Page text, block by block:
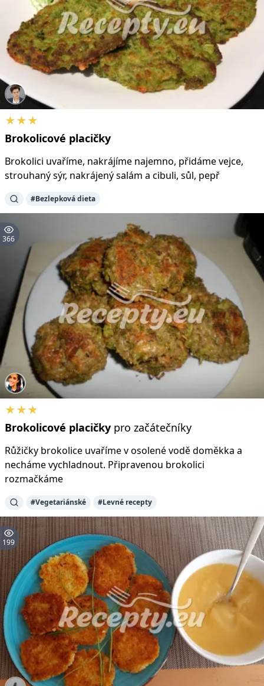
★★★
Brokolicové placičky
Brokolici uvaříme, nakrájíme najemno, přidáme vejce,
strouhaný sýr, nakrájený salám a cibuli, sůl, pepř
#Bezlepková dieta
366
★★★
Brokolicové placičky pro začátečníky
Růžičky brokolice uvaříme v osolené vodě doměkka a
necháme vychladnout. Připravenou brokolici
rozmačkáme
#Vegetariánské #Levné recepty
199